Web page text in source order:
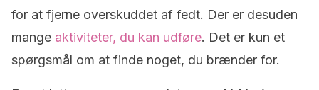
for at fjerne overskuddet af fedt. Der er desuden
mange aktiviteter, du kan udføre. Det er kun et
spørgsmål om at finde noget, du brænder for.